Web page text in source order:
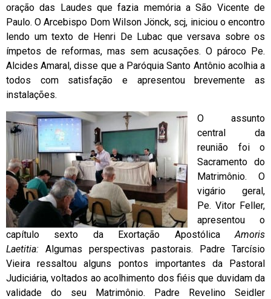
oração das Laudes que fazia memória a São Vicente de
Paulo. O Arcebispo Dom Wilson Jönck, scj, iniciou o encontro
lendo um texto de Henri De Lubac que versava sobre os
ímpetos de reformas, mas sem acusações. O pároco Pe.
Alcides Amaral, disse que a Paróquia Santo Antônio acolhia a
todos com satisfação e apresentou brevemente as
instalações.
O assunto
central da
reunião foi o
Sacramento do
Matrimônio. O
vigário geral,
Pe. Vitor Feller,
apresentou o
capítulo sexto da Exortação Apostólica Amoris
Laetitia: Algumas perspectivas pastorais. Padre Tarcísio
Vieira ressaltou alguns pontos importantes da Pastoral
Judiciária, voltados ao acolhimento dos fiéis que duvidam da
validade do seu Matrimônio. Padre Revelino Seidler